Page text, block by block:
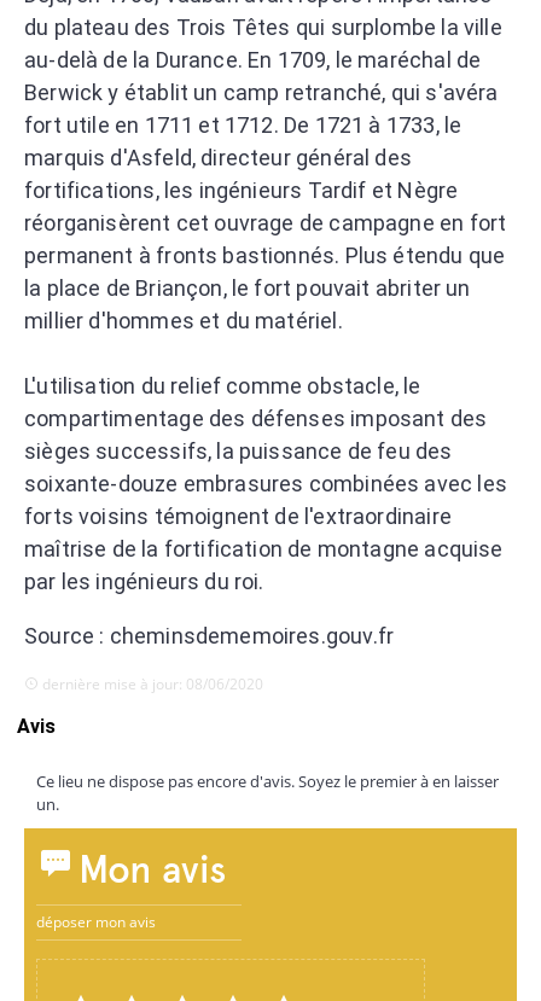
du plateau des Trois Têtes qui surplombe la ville
au-delà de la Durance. En 1709, le maréchal de
Berwick y établit un camp retranché, qui s'avéra
fort utile en 1711 et 1712. De 1721 à 1733, le
marquis d'Asfeld, directeur général des
fortifications, les ingénieurs Tardif et Nègre
réorganisèrent cet ouvrage de campagne en fort
permanent à fronts bastionnés. Plus étendu que
la place de Briançon, le fort pouvait abriter un
millier d'hommes et du matériel.
L'utilisation du relief comme obstacle, le
compartimentage des défenses imposant des
sièges successifs, la puissance de feu des
soixante-douze embrasures combinées avec les
forts voisins témoignent de l'extraordinaire
maîtrise de la fortification de montagne acquise
par les ingénieurs du roi.
Source : cheminsdememoires.gouv.fr
dernière mise à jour: 08/06/2020
Avis
Ce lieu ne dispose pas encore d'avis. Soyez le premier à en laisser
un.
Mon avis
déposer mon avis